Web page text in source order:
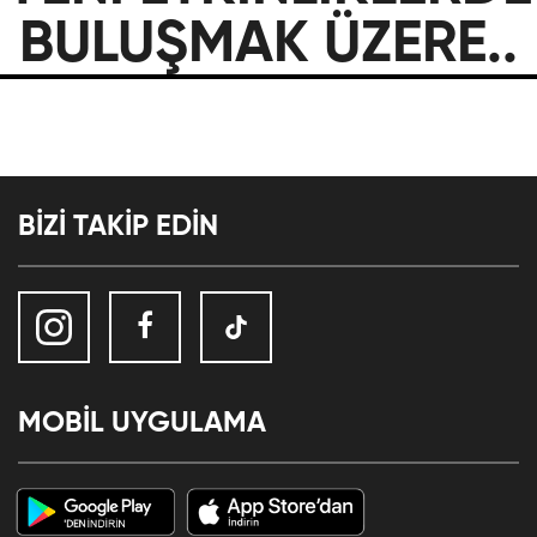
BULUŞMAK ÜZERE..
BİZİ TAKİP EDİN
MOBİL UYGULAMA